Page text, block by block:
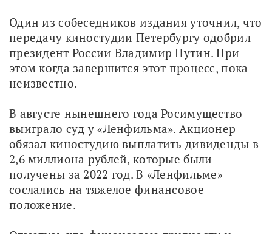
Один из собеседников издания уточнил, что
передачу киностудии Петербургу одобрил
президент России Владимир Путин. При
этом когда завершится этот процесс, пока
неизвестно.
В августе нынешнего года Росимущество
выиграло суд у «Ленфильма». Акционер
обязал киностудию выплатить дивиденды в
2,6 миллиона рублей, которые были
получены за 2022 год. В «Ленфильме»
сослались на тяжелое финансовое
положение.